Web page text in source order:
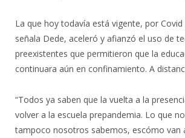
La que hoy todavía está vigente, por
señala Dede, aceleró y afianzó el uso de
preexistentes que permitieron que la
continuara aún en confinamiento. A
“Todos ya saben que la vuelta a la
volver a la escuela prepandemia. Lo que
tampoco nosotros sabemos, escómo van